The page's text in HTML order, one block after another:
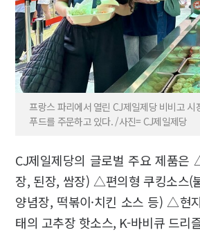
프랑스 파리에서 열린 CJ제일제당 비비고 시
푸드를 주문하고 있다. /사진= CJ제일제당
CJ제일제당의 글로벌 주요 제품은
장, 된장, 쌈장) △편의형 쿠킹소스(
양념장, 떡볶이·치킨 소스 등) △현
태의 고추장 핫소스, K-바비큐 드리